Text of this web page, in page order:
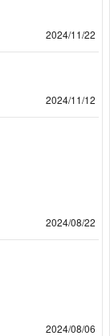
2024/11/22
2024/11/12
2024/08/22
2024/08/06